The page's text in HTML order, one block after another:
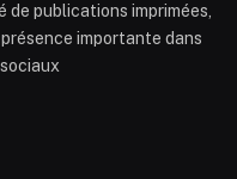
publications imprimées,
importante dans